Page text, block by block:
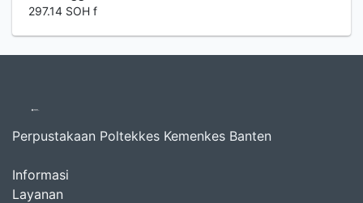
297.14 SOH f
Perpustakaan Poltekkes Kemenkes Banten
Informasi
Layanan